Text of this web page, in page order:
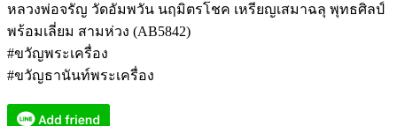
หลวงพ่อจรัญ วัดอัมพวัน นฤมิตรโชค เหรียญเสมาฉลุ พุทธศิลป์
พร้อมเลี่ยม สามห่วง (AB5842)
#ขวัญพระเครื่อง
#ขวัญธานันท์พระเครื่อง